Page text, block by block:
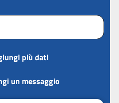
più dati
un messaggio